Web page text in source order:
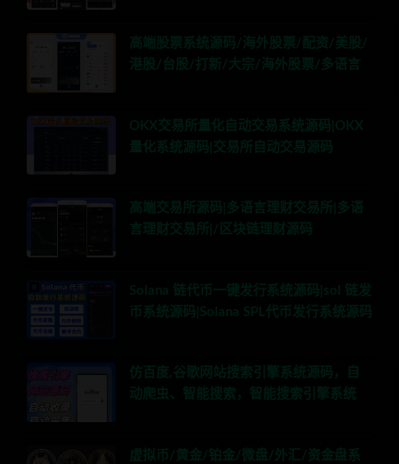
高端股票系统源码/海外股票/配资/美股/
港股/台股/打新/大宗/海外股票/多语言
OKX交易所量化自动交易系统源码|OKX
量化系统源码|交易所自动交易源码
高端交易所源码|多语言理财交易所|多语
言理财交易所|/区块链理财源码
Solana 链代币一键发行系统源码|sol 链发
币系统源码|Solana SPL代币发行系统源码
仿百度,谷歌网站搜索引擎系统源码，自
动爬虫、智能搜索，智能搜索引擎系统
虚拟币/黄金/铂金/微盘/外汇/资金盘系